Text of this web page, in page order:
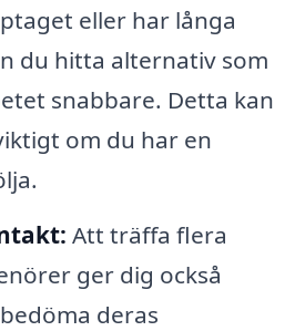
eller har långa
du hitta alternativ som
snabbare. Detta kan
om du har en
Att träffa flera
ger dig också
deras